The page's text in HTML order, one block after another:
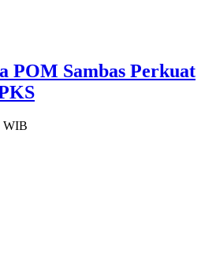
POM Sambas Perkuat
WIB